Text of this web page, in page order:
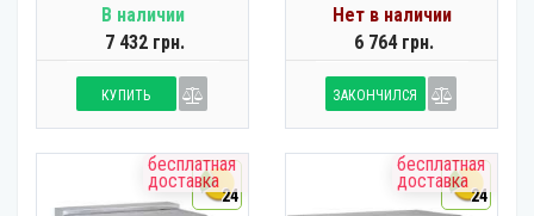
В наличии
7 432 грн.
КУПИТЬ
Нет в наличии
6 764 грн.
ЗАКОНЧИЛСЯ
бесплатная
доставка
24
бесплатная
доставка
24